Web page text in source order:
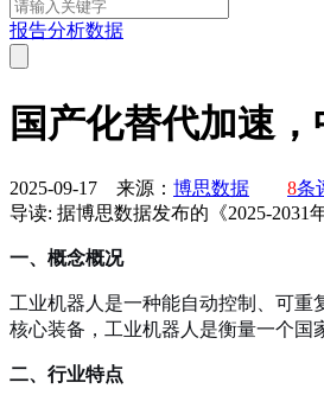
报告分析数据
国产化替代加速
2025-09-17 来源： 博思数据 8条
导读: 据博思数据发布的《2025-2031
一、概念概况
工业机器人是一种能自动控制、可
核心装备，工业机器人是衡量一个国
二、行业特点